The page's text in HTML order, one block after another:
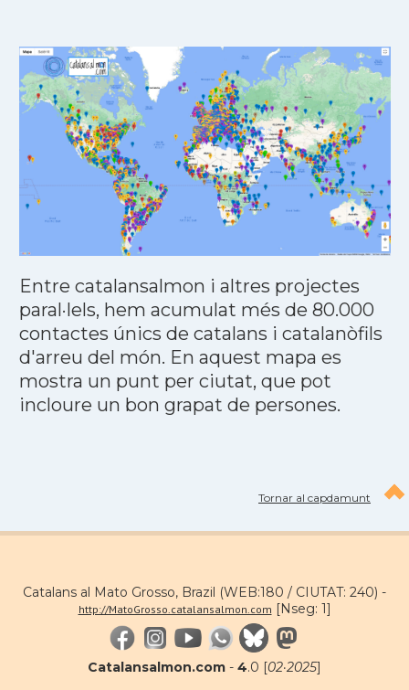
Entre catalansalmon i altres projectes
paral·lels, hem acumulat més de 80.000
contactes únics de catalans i catalanòfils
d'arreu del món. En aquest mapa es
mostra un punt per ciutat, que pot
incloure un bon grapat de persones.
Tornar al capdamunt
Catalans al Mato Grosso, Brazil (WEB:180 / CIUTAT: 240) -
http://MatoGrosso.catalansalmon.com [Nseg: 1]
Catalansalmon.com - 4.0 [02·2025]